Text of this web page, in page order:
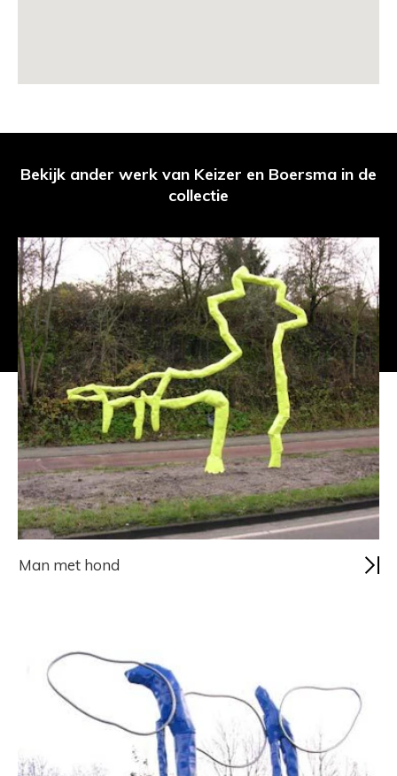
Bekijk ander werk van Keizer en Boersma in de
collectie
Man met hond